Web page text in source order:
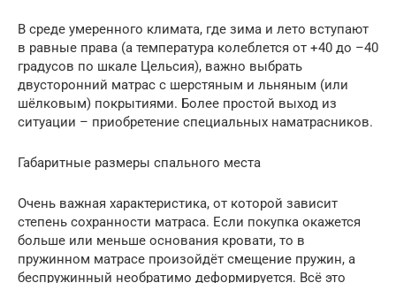
В среде умеренного климата, где зима и лето вступают
в равные права (а температура колеблется от +40 до –40
градусов по шкале Цельсия), важно выбрать
двусторонний матрас с шерстяным и льняным (или
шёлковым) покрытиями. Более простой выход из
ситуации – приобретение специальных наматрасников.
Габаритные размеры спального места
Очень важная характеристика, от которой зависит
степень сохранности матраса. Если покупка окажется
больше или меньше основания кровати, то в
пружинном матрасе произойдёт смещение пружин, а
беспружинный необратимо деформируется. Всё это